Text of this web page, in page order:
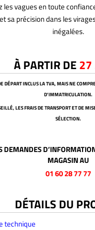
les vagues en toute
sa précision dans les
inégalées.
À PARTIR DE 27
DÉPART INCLUS LA TVA, MAIS NE
D’IMMATRICULATION.
LES FRAIS DE TRANSPORT ET DE
SÉLECTION.
DEMANDES
MAGASIN AU
01 60 28 77 77
DÉTAILS DU
technique